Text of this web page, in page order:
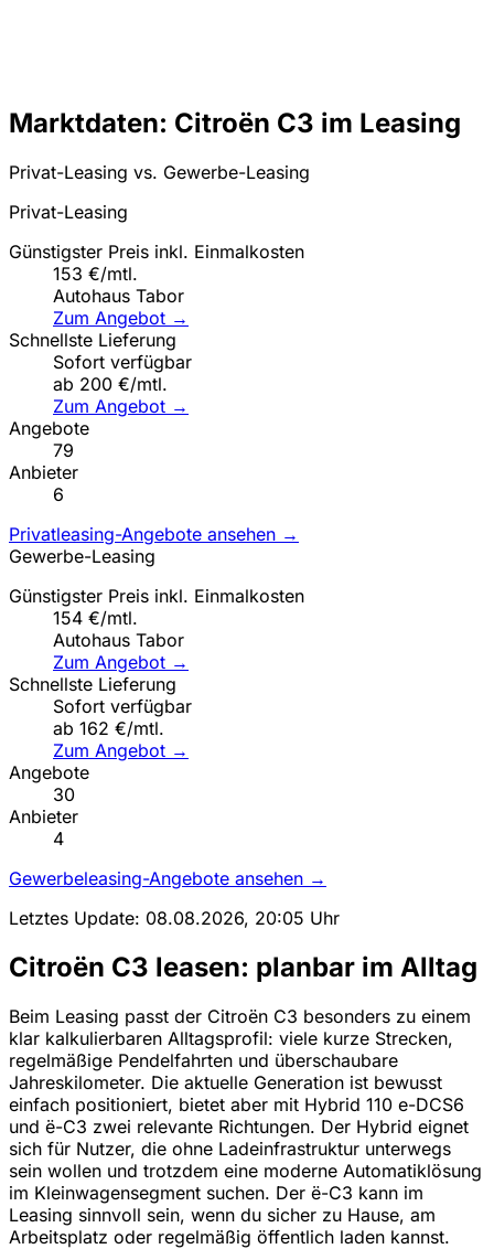
Marktdaten: Citroën C3 im Leasing
Privat-Leasing vs. Gewerbe-Leasing
Privat-Leasing
Günstigster Preis inkl. Einmalkosten
153 €/mtl.
Autohaus Tabor
Zum Angebot →
Schnellste Lieferung
Sofort verfügbar
ab 200 €/mtl.
Zum Angebot →
Angebote
79
Anbieter
6
Privatleasing-Angebote ansehen →
Gewerbe-Leasing
Günstigster Preis inkl. Einmalkosten
154 €/mtl.
Autohaus Tabor
Zum Angebot →
Schnellste Lieferung
Sofort verfügbar
ab 162 €/mtl.
Zum Angebot →
Angebote
30
Anbieter
4
Gewerbeleasing-Angebote ansehen →
Letztes Update: 08.08.2026, 20:05 Uhr
Citroën C3 leasen: planbar im Alltag
Beim Leasing passt der Citroën C3 besonders zu einem
klar kalkulierbaren Alltagsprofil: viele kurze Strecken,
regelmäßige Pendelfahrten und überschaubare
Jahreskilometer. Die aktuelle Generation ist bewusst
einfach positioniert, bietet aber mit Hybrid 110 e-DCS6
und ë-C3 zwei relevante Richtungen. Der Hybrid eignet
sich für Nutzer, die ohne Ladeinfrastruktur unterwegs
sein wollen und trotzdem eine moderne Automatiklösung
im Kleinwagensegment suchen. Der ë-C3 kann im
Leasing sinnvoll sein, wenn du sicher zu Hause, am
Arbeitsplatz oder regelmäßig öffentlich laden kannst.